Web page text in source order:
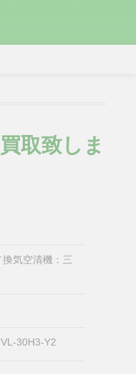
取致しま
換気空清機：三
30H3-Y2